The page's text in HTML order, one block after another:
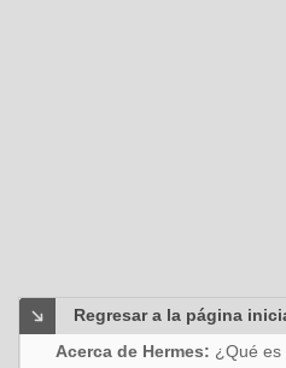
Regresar a la página
Acerca de Hermes: ¿Qué es